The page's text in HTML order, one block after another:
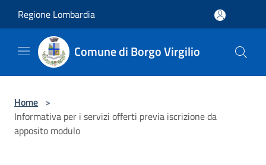
Regione Lombardia
Comune di Borgo Virgilio
Home >
Informativa per i servizi offerti previa iscrizione da
apposito modulo